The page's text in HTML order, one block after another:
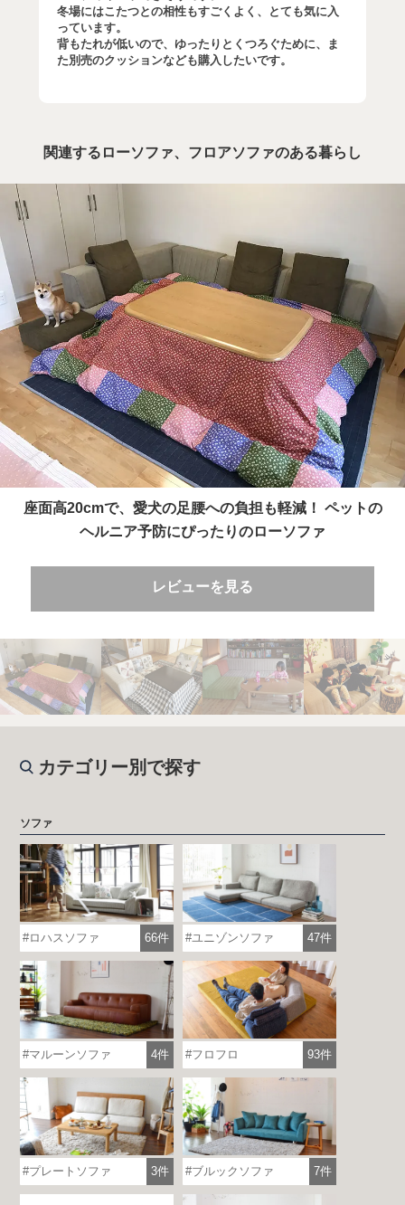
冬場にはこたつとの相性もすごくよく、とても気に入
っています。
背もたれが低いので、ゆったりとくつろぐために、ま
た別売のクッションなども購入したいです。
関連するローソファ、フロアソファのある暮らし
座面高20cmで、愛犬の足腰への負担も軽減！ ペットの
ヘルニア予防にぴったりのローソファ
レビューを見る
カテゴリー別で探す
ソファ
ロハスソファ 66件 ユニゾンソファ 47件
マルーンソファ 4件 フロフロ 93件
プレートソファ 3件 ブルックソファ 7件